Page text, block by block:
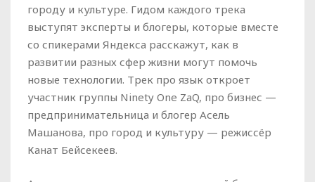
городу и культуре. Гидом каждого трека
выступят эксперты и блогеры, которые вместе
со спикерами Яндекса расскажут, как в
развитии разных сфер жизни могут помочь
новые технологии. Трек про язык откроет
участник группы Ninety One ZaQ, про бизнес —
предпринимательница и блогер Асель
Машанова, про город и культуру — режиссёр
Канат Бейсекеев.